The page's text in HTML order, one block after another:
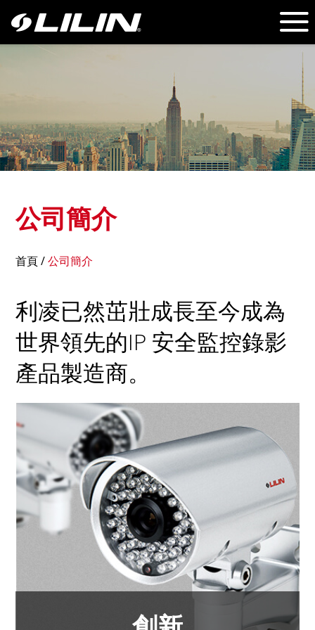
公司簡介
首頁/公司簡介
利凌已然茁壯成長至今成為
世界領先的IP 安全監控錄影
產品製造商。